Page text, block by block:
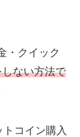
・クイック
ない方法で
コイン購入